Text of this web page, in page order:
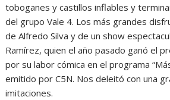
toboganes y castillos inflables y
del grupo Vale 4. Los más grandes
de Alfredo Silva y de un show
Ramírez, quien el año pasado ganó el
por su labor cómica en el programa
emitido por C5N. Nos deleitó con una
imitaciones.